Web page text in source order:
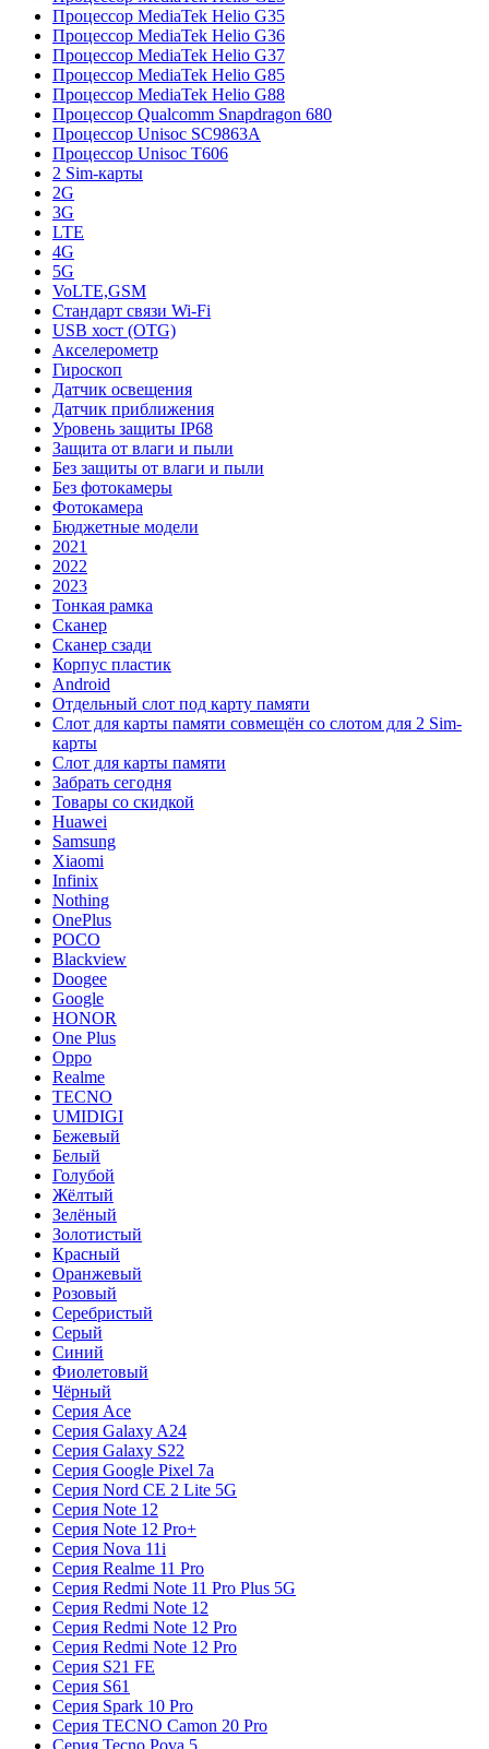
Процессор MediaTek Helio G35
Процессор MediaTek Helio G36
Процессор MediaTek Helio G37
Процессор MediaTek Helio G85
Процессор MediaTek Helio G88
Процессор Qualcomm Snapdragon 680
Процессор Unisoc SC9863A
Процессор Unisoc T606
2 Sim-карты
2G
3G
LTE
4G
5G
VoLTE,GSM
Стандарт связи Wi-Fi
USB хост (OTG)
Акселерометр
Гироскоп
Датчик освещения
Датчик приближения
Уровень защиты IP68
Защита от влаги и пыли
Без защиты от влаги и пыли
Без фотокамеры
Фотокамера
Бюджетные модели
2021
2022
2023
Тонкая рамка
Сканер
Сканер сзади
Корпус пластик
Android
Отдельный слот под карту памяти
Слот для карты памяти совмещён со слотом для 2 Sim-
карты
Слот для карты памяти
Забрать сегодня
Товары со скидкой
Huawei
Samsung
Xiaomi
Infinix
Nothing
OnePlus
POCO
Blackview
Doogee
Google
HONOR
One Plus
Oppo
Realme
TECNO
UMIDIGI
Бежевый
Белый
Голубой
Жёлтый
Зелёный
Золотистый
Красный
Оранжевый
Розовый
Серебристый
Серый
Синий
Фиолетовый
Чёрный
Серия Ace
Серия Galaxy A24
Серия Galaxy S22
Серия Google Pixel 7a
Серия Nord CE 2 Lite 5G
Серия Note 12
Серия Note 12 Pro+
Серия Nova 11i
Серия Realme 11 Pro
Серия Redmi Note 11 Pro Plus 5G
Серия Redmi Note 12
Серия Redmi Note 12 Pro
Серия Redmi Note 12 Pro
Серия S21 FE
Серия S61
Серия Spark 10 Pro
Серия TECNO Camon 20 Pro
Серия Tecno Pova 5